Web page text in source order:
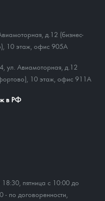
д.12 (бизнес-
10 этаж, офис 905А
ул. Авиамоторная, д.12
10 этаж, офис 911А
в РФ
18:30, пятница с 10:00 до
по договоренности,